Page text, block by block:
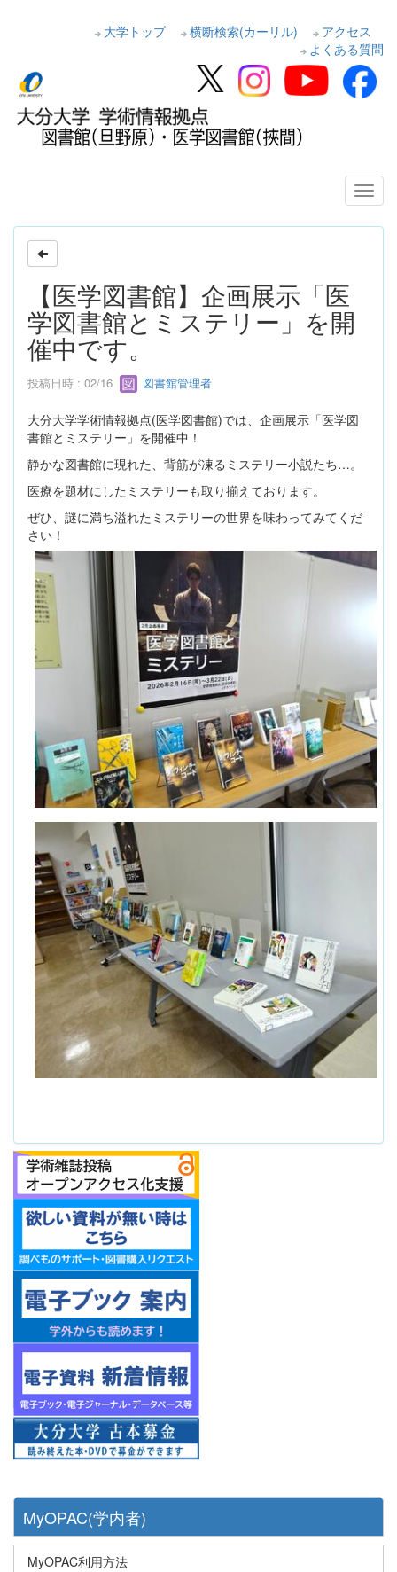
大学トップ 横断検索(カーリル)
アクセス
よくある質問
【医学図書館】企画展示「医
学図書館とミステリー」を開
催中です。
投稿日時 : 02/16 図書館管理者
大分大学学術情報拠点(医学図書館)では、企画展示「医学図
書館とミステリー」を開催中！
静かな図書館に現れた、背筋が凍るミステリー小説たち…。
医療を題材にしたミステリーも取り揃えております。
ぜひ、謎に満ち溢れたミステリーの世界を味わってみてくだ
さい！
MyOPAC(学内者)
MyOPAC利用方法